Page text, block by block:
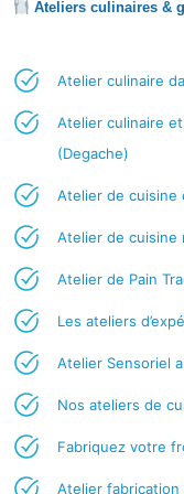
Ateliers culinaires &
Atelier culinaire
Atelier culinaire
(Degache)
Atelier de cuisine
Atelier de cuisine
Atelier de Pain
Les ateliers
Atelier Sensoriel
Nos ateliers de
Fabriquez votre
Atelier fabrication